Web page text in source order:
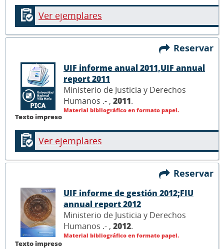
Ver ejemplares
Reservar
Texto impreso
UIF informe anual 2011,UIF annual
report 2011
Ministerio de Justicia y Derechos
Humanos .- , 2011.
Material bibliográfico en formato papel.
Ver ejemplares
Reservar
Texto impreso
UIF informe de gestión 2012;FIU
annual report 2012
Ministerio de Justicia y Derechos
Humanos .- , 2012.
Material bibliográfico en formato papel.